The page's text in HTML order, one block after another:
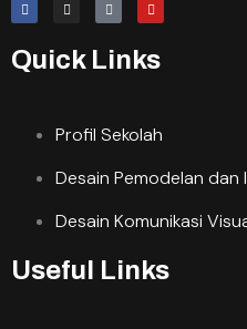
Quick Links
Profil Sekolah
Desain Pemodelan dan
Desain Komunikasi
Useful Links